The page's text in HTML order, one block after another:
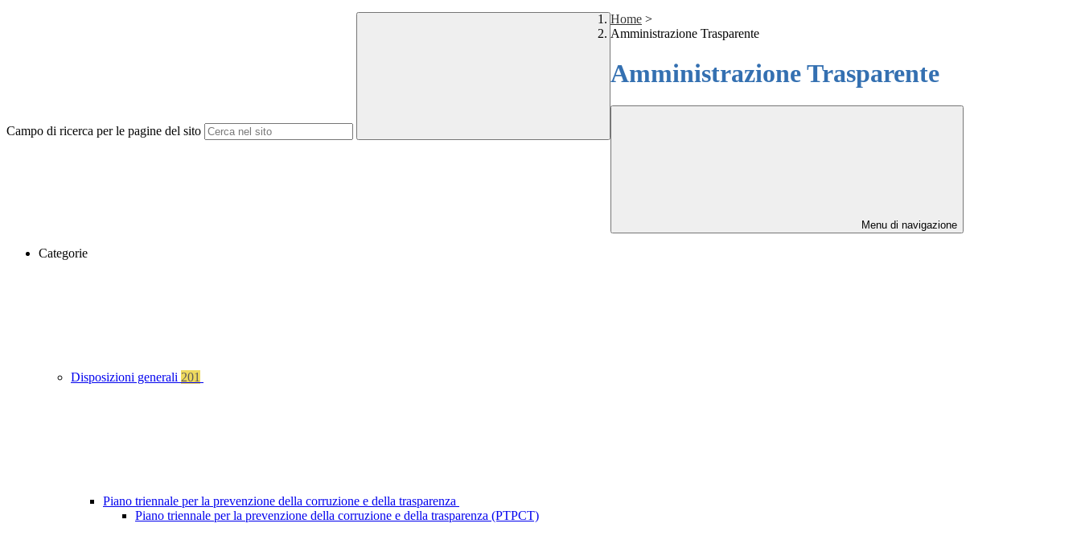
Campo di ricerca per le pagine del sito
Home >
Amministrazione Trasparente
Amministrazione Trasparente
Menu di navigazione
Categorie
Disposizioni generali 201
Piano triennale per la prevenzione della corruzione e della trasparenza
Piano triennale per la prevenzione della corruzione e della trasparenza (PTPCT)